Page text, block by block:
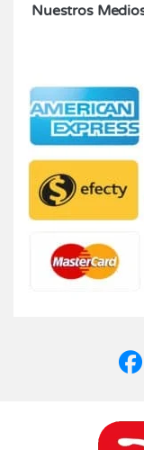
Nuestros